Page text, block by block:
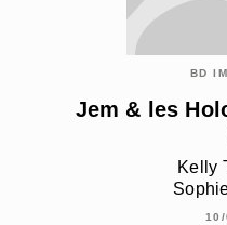
BD
Jem & les
Kelly
10/